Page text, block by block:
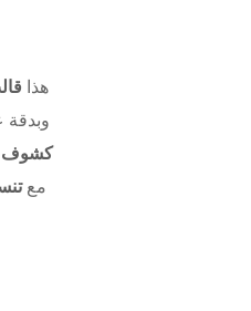
هذا
كشوف
متطلبات التمويل. متوفر بصيغتي Word و PDF مع